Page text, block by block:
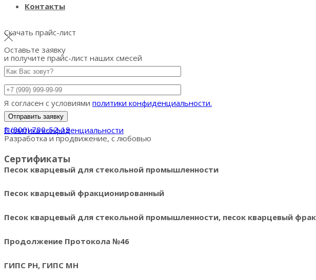
Контакты
Скачать прайс-лист
Оставьте заявку
и получите прайс-лист наших смесей
Я согласен с условиями политики конфиденциальности.
8 (800) 700-52-19
Политика конфиденциальности
Разработка и продвижение, с любовью
Сертификаты
Песок кварцевый для стекольной промышленности
Песок кварцевый фракционированный
Песок кварцевый для стекольной промышленности, песок кварцевый
Продолжение Протокола №46
ГИПС РН, ГИПС МН